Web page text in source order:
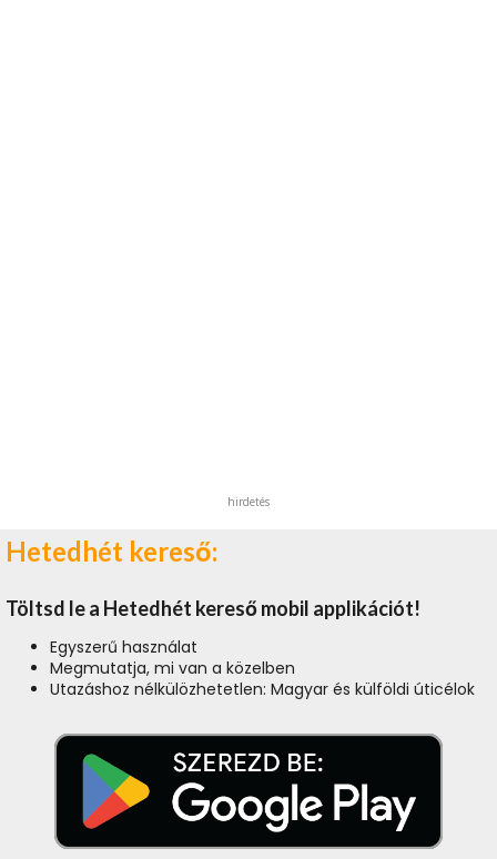
hirdetés
Hetedhét kereső:
Töltsd le a Hetedhét kereső mobil applikációt!
Egyszerű használat
Megmutatja, mi van a közelben
Utazáshoz nélkülözhetetlen: Magyar és külföldi úticélok